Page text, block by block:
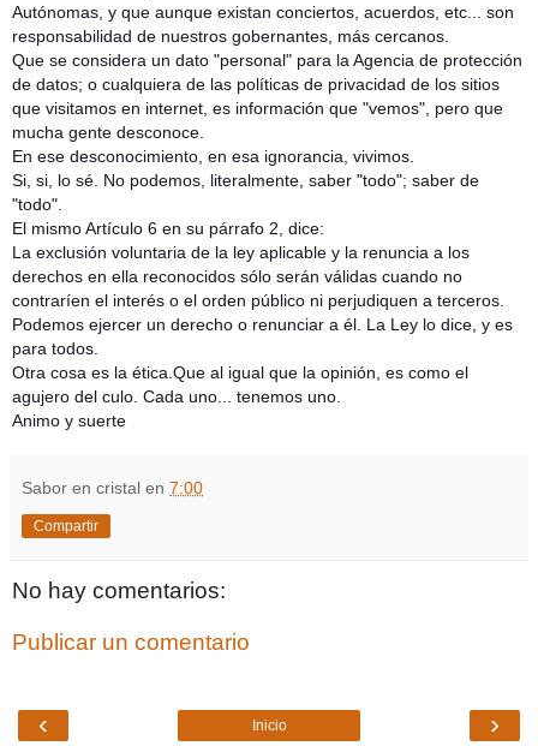
Autónomas, y que aunque existan conciertos, acuerdos, etc... son
responsabilidad de nuestros gobernantes, más cercanos.
Que se considera un dato "personal" para la Agencia de protección
de datos; o cualquiera de las políticas de privacidad de los sitios
que visitamos en internet, es información que "vemos", pero que
mucha gente desconoce.
En ese desconocimiento, en esa ignorancia, vivimos.
Si, si, lo sé. No podemos, literalmente, saber "todo"; saber de
"todo".
El mismo Artículo 6 en su párrafo 2, dice:
La exclusión voluntaria de la ley aplicable y la renuncia a los
derechos en ella reconocidos sólo serán válidas cuando no
contraríen el interés o el orden público ni perjudiquen a terceros.
Podemos ejercer un derecho o renunciar a él. La Ley lo dice, y es
para todos.
Otra cosa es la ética.Que al igual que la opinión, es como el
agujero del culo. Cada uno... tenemos uno.
Animo y suerte
Sabor en cristal en 7:00
Compartir
No hay comentarios:
Publicar un comentario
‹ ›
Inicio